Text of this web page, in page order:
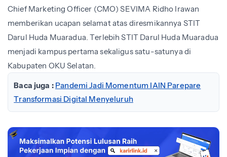
Chief Marketing Officer (CMO) SEVIMA Ridho Irawan
memberikan ucapan selamat atas diresmikannya STIT
Darul Huda Muaradua. Terlebih STIT Darul Huda Muaradua
menjadi kampus pertama sekaligus satu-satunya di
Kabupaten OKU Selatan.
Baca juga : Pandemi Jadi Momentum IAIN Parepare
Transformasi Digital Menyeluruh